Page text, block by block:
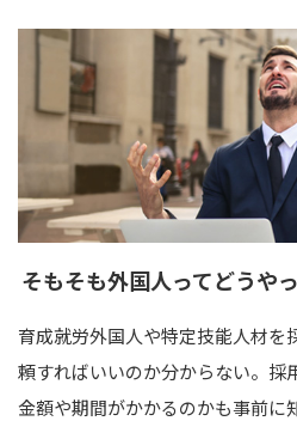
そもそも外国人ってどうや
育成就労外国人や特定技能人材を
頼すればいいのか分からない。採
金額や期間がかかるのかも事前に